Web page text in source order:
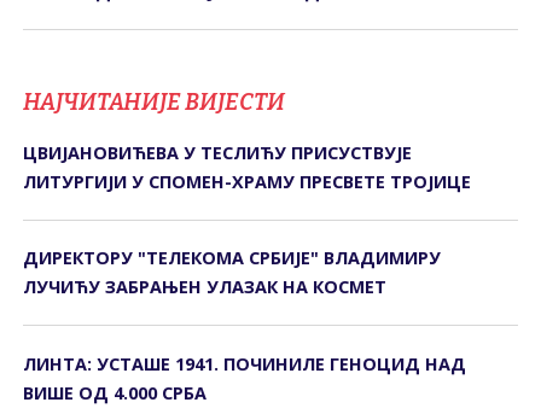
НАЈЧИТАНИЈЕ ВИЈЕСТИ
ЦВИЈАНОВИЋЕВА У ТЕСЛИЋУ ПРИСУСТВУЈЕ
ЛИТУРГИЈИ У СПОМЕН-ХРАМУ ПРЕСВЕТЕ ТРОЈИЦЕ
ДИРЕКТОРУ "ТЕЛЕКОМА СРБИЈЕ" ВЛАДИМИРУ
ЛУЧИЋУ ЗАБРАЊЕН УЛАЗАК НА КОСМЕТ
ЛИНТА: УСТАШЕ 1941. ПОЧИНИЛЕ ГЕНОЦИД НАД
ВИШЕ ОД 4.000 СРБА